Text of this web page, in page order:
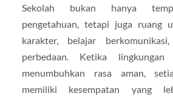
Sekolah bukan hanya
pengetahuan, tetapi juga ruang
karakter, belajar
perbedaan. Ketika lingkungan
menumbuhkan rasa aman,
memiliki kesempatan yang